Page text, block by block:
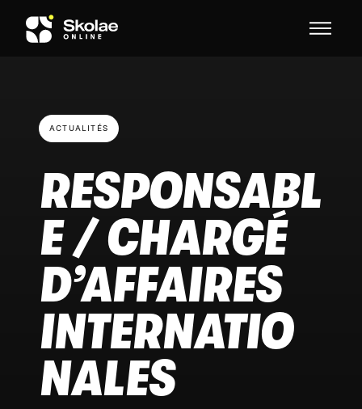
Skip to content
ACTUALITÉS
RESPONSABL
E / CHARGÉ
D’AFFAIRES
INTERNATIO
NALES